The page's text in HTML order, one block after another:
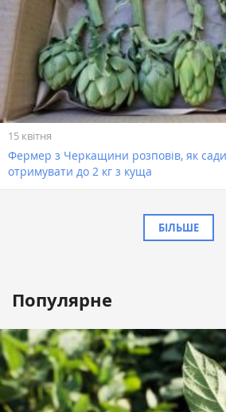
15 квітня
Фермер з Черкащини розповів, як
отримувати до 2 кг з куща
БІЛЬШЕ
Популярне